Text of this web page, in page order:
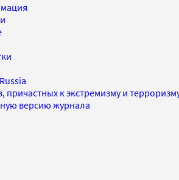
причастных к экстремизму и
версию журнала